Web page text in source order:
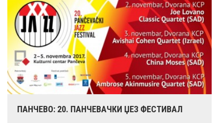
ПАНЧЕВО: 20. ПАНЧЕВАЧКИ ЏЕЗ ФЕСТИВАЛ